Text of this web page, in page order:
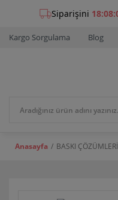
Kargo Sorgulama Blog
Anasayfa BASKI ÇÖZÜMLERİ